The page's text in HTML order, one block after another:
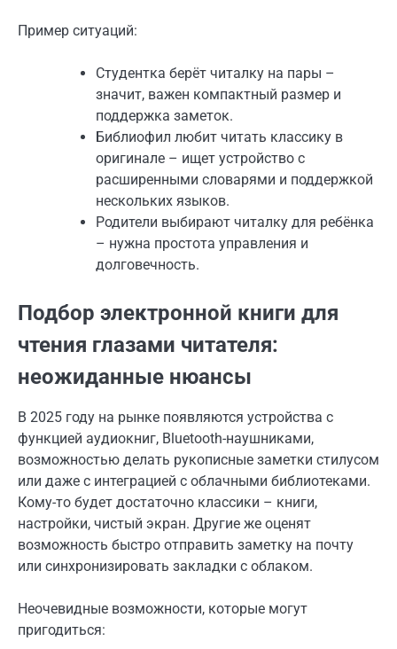
Пример ситуаций:
Студентка берёт читалку на пары –
значит, важен компактный размер и
поддержка заметок.
Библиофил любит читать классику в
оригинале – ищет устройство с
расширенными словарями и поддержкой
нескольких языков.
Родители выбирают читалку для ребёнка
– нужна простота управления и
долговечность.
Подбор электронной книги для
чтения глазами читателя:
неожиданные нюансы
В 2025 году на рынке появляются устройства с
функцией аудиокниг, Bluetooth-наушниками,
возможностью делать рукописные заметки стилусом
или даже с интеграцией с облачными библиотеками.
Кому-то будет достаточно классики – книги,
настройки, чистый экран. Другие же оценят
возможность быстро отправить заметку на почту
или синхронизировать закладки с облаком.
Неочевидные возможности, которые могут
пригодиться: